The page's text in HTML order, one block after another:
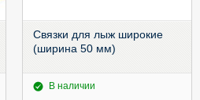
Связки для лыж широкие
(ширина 50 мм)
В наличии